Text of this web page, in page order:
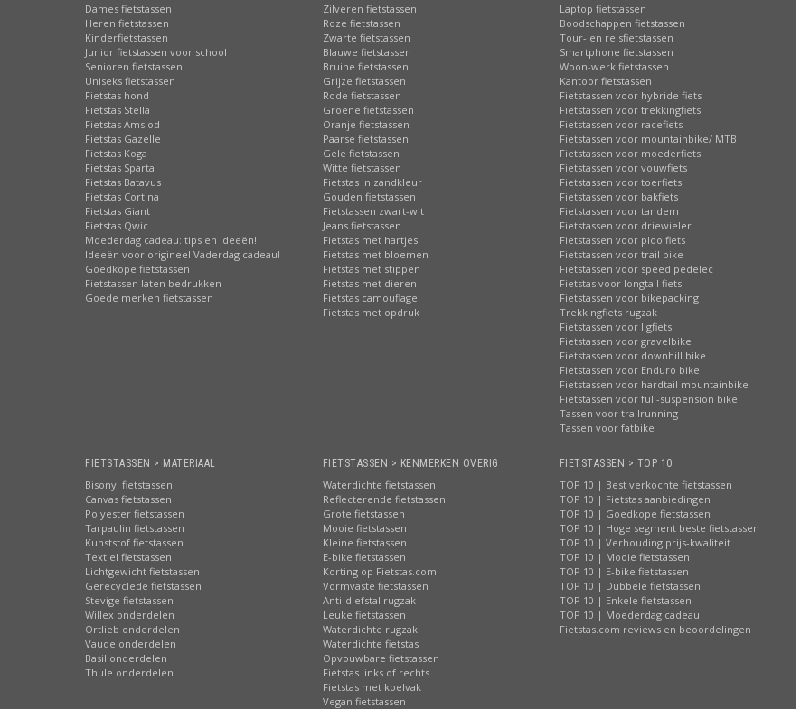
Dames fietstassen
Heren fietstassen
Kinderfietstassen
Junior fietstassen voor school
Senioren fietstassen
Uniseks fietstassen
Fietstas hond
Fietstas Stella
Fietstas Amslod
Fietstas Gazelle
Fietstas Koga
Fietstas Sparta
Fietstas Batavus
Fietstas Cortina
Fietstas Giant
Fietstas Qwic
Moederdag cadeau: tips en ideeën!
Ideeën voor origineel Vaderdag cadeau!
Goedkope fietstassen
Fietstassen laten bedrukken
Goede merken fietstassen
Zilveren fietstassen
Roze fietstassen
Zwarte fietstassen
Blauwe fietstassen
Bruine fietstassen
Grijze fietstassen
Rode fietstassen
Groene fietstassen
Oranje fietstassen
Paarse fietstassen
Gele fietstassen
Witte fietstassen
Fietstas in zandkleur
Gouden fietstassen
Fietstassen zwart-wit
Jeans fietstassen
Fietstas met hartjes
Fietstas met bloemen
Fietstas met stippen
Fietstas met dieren
Fietstas camouflage
Fietstas met opdruk
Laptop fietstassen
Boodschappen fietstassen
Tour- en reisfietstassen
Smartphone fietstassen
Woon-werk fietstassen
Kantoor fietstassen
Fietstassen voor hybride fiets
Fietstassen voor trekkingfiets
Fietstassen voor racefiets
Fietstassen voor mountainbike/ MTB
Fietstassen voor moederfiets
Fietstassen voor vouwfiets
Fietstassen voor toerfiets
Fietstassen voor bakfiets
Fietstassen voor tandem
Fietstassen voor driewieler
Fietstassen voor plooifiets
Fietstassen voor trail bike
Fietstassen voor speed pedelec
Fietstas voor longtail fiets
Fietstassen voor bikepacking
Trekkingfiets rugzak
Fietstassen voor ligfiets
Fietstassen voor gravelbike
Fietstassen voor downhill bike
Fietstassen voor Enduro bike
Fietstassen voor hardtail mountainbike
Fietstassen voor full-suspension bike
Tassen voor trailrunning
Tassen voor fatbike
FIETSTASSEN > MATERIAAL
Bisonyl fietstassen
Canvas fietstassen
Polyester fietstassen
Tarpaulin fietstassen
Kunststof fietstassen
Textiel fietstassen
Lichtgewicht fietstassen
Gerecyclede fietstassen
Stevige fietstassen
Willex onderdelen
Ortlieb onderdelen
Vaude onderdelen
Basil onderdelen
Thule onderdelen
FIETSTASSEN > KENMERKEN OVERIG
Waterdichte fietstassen
Reflecterende fietstassen
Grote fietstassen
Mooie fietstassen
Kleine fietstassen
E-bike fietstassen
Korting op Fietstas.com
Vormvaste fietstassen
Anti-diefstal rugzak
Leuke fietstassen
Waterdichte rugzak
Waterdichte fietstas
Opvouwbare fietstassen
Fietstas links of rechts
Fietstas met koelvak
Vegan fietstassen
FIETSTASSEN > TOP 10
TOP 10 | Best verkochte fietstassen
TOP 10 | Fietstas aanbiedingen
TOP 10 | Goedkope fietstassen
TOP 10 | Hoge segment beste fietstassen
TOP 10 | Verhouding prijs-kwaliteit
TOP 10 | Mooie fietstassen
TOP 10 | E-bike fietstassen
TOP 10 | Dubbele fietstassen
TOP 10 | Enkele fietstassen
TOP 10 | Moederdag cadeau
Fietstas.com reviews en beoordelingen